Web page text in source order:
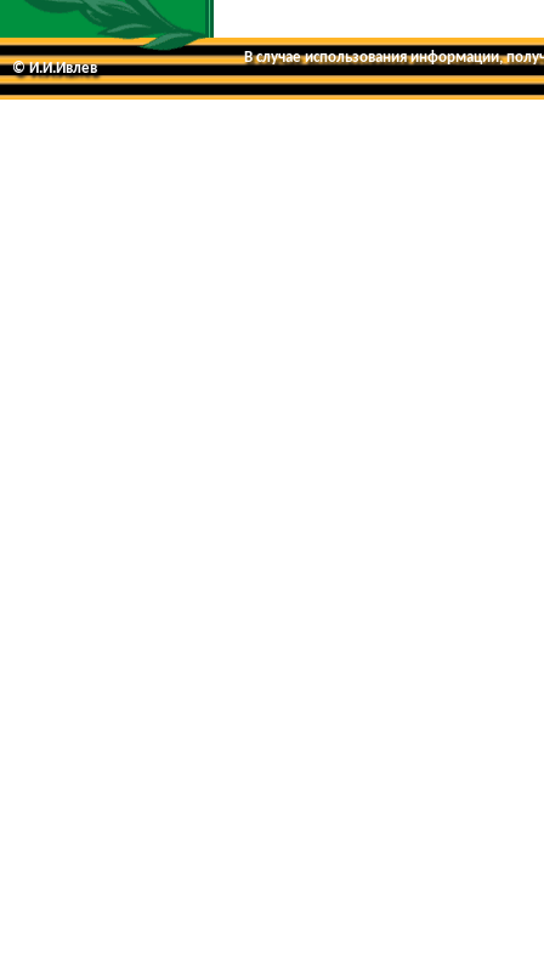
© И.И.Ивлев
В случае использования информации,